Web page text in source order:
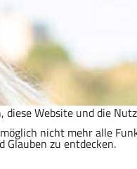
Glauben zu entdecken.
Website und die
nicht mehr alle